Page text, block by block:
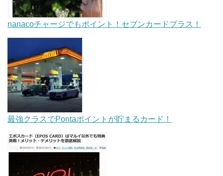
nanacoチャージでもポイント！セブンカードプラス！
最強クラスでPontaポイントが貯まるカード！